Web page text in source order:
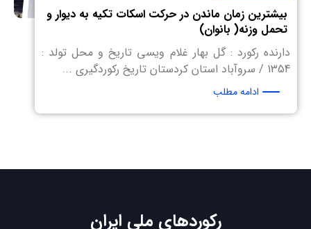
بیشترین زمان ماندن در حرکت اسکات تکیه به دیوار و
تحمل وزنه( بانوان)
دارنده رکورد : گل بهار غلام ویسی تاریخ و محل تولد :
1354 / سروآباد استان کردستان تاریخ رکوردگیری ...
ادامه مطلب
رکوردهای ملی ایران